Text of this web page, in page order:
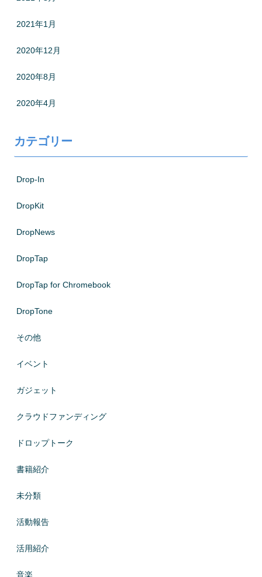
2021年1月
2020年12月
2020年8月
2020年4月
カテゴリー
Drop-In
DropKit
DropNews
DropTap
DropTap for Chromebook
DropTone
その他
イベント
ガジェット
クラウドファンディング
ドロップトーク
書籍紹介
未分類
活動報告
活用紹介
音楽